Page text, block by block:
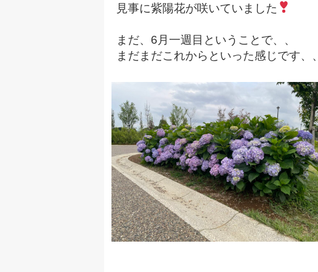
見事に紫陽花が咲いていました
まだ、6月一週目ということで、、
まだまだこれからといった感じです、、